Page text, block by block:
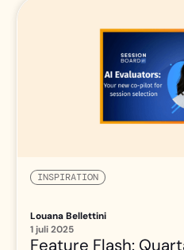
INSPIRATION
Louana Bellettini
1 juli 2025
Feature Flash: